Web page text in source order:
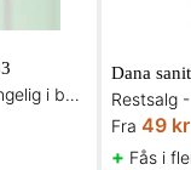
Restsalg - Kun tilgængelig i begrænset antal og så længe lager haves
Fra 49 kr
+ Fås i